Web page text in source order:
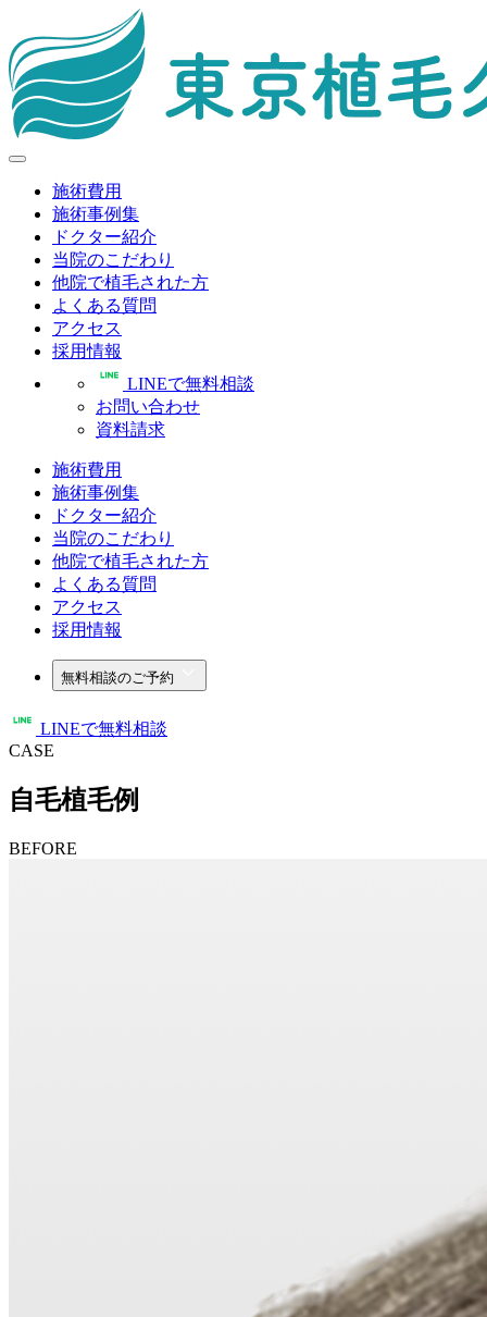
施術費用
施術事例集
ドクター紹介
当院のこだわり
他院で植毛された方
よくある質問
アクセス
採用情報
LINEで無料相談
お問い合わせ
資料請求
施術費用
施術事例集
ドクター紹介
当院のこだわり
他院で植毛された方
よくある質問
アクセス
採用情報
無料相談のご予約
LINEで無料相談
CASE
自毛植毛例
BEFORE